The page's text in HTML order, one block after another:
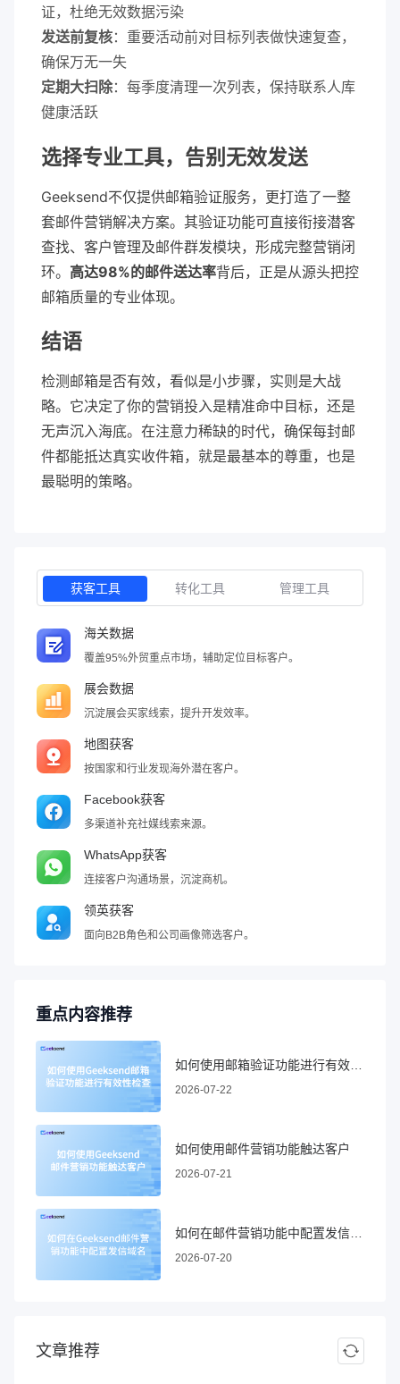
证，杜绝无效数据污染
发送前复核：重要活动前对目标列表做快速复查，
确保万无一失
定期大扫除：每季度清理一次列表，保持联系人库
健康活跃
选择专业工具，告别无效发送
Geeksend不仅提供邮箱验证服务，更打造了一整
套邮件营销解决方案。其验证功能可直接衔接潜客
查找、客户管理及邮件群发模块，形成完整营销闭
环。 高达98%的邮件送达率背后，正是从源头把控
邮箱质量的专业体现。
结语
检测邮箱是否有效，看似是小步骤，实则是大战
略。它决定了你的营销投入是精准命中目标，还是
无声沉入海底。在注意力稀缺的时代，确保每封邮
件都能抵达真实收件箱，就是最基本的尊重，也是
最聪明的策略。
获客工具 转化工具 管理工具
海关数据
覆盖95%外贸重点市场，辅助定位目标客户。
展会数据
沉淀展会买家线索，提升开发效率。
地图获客
按国家和行业发现海外潜在客户。
Facebook获客
多渠道补充社媒线索来源。
WhatsApp获客
连接客户沟通场景，沉淀商机。
领英获客
面向B2B角色和公司画像筛选客户。
重点内容推荐
2026-07-22
如何使用邮件营销功能触达客户
2026-07-21
2026-07-20
文章推荐